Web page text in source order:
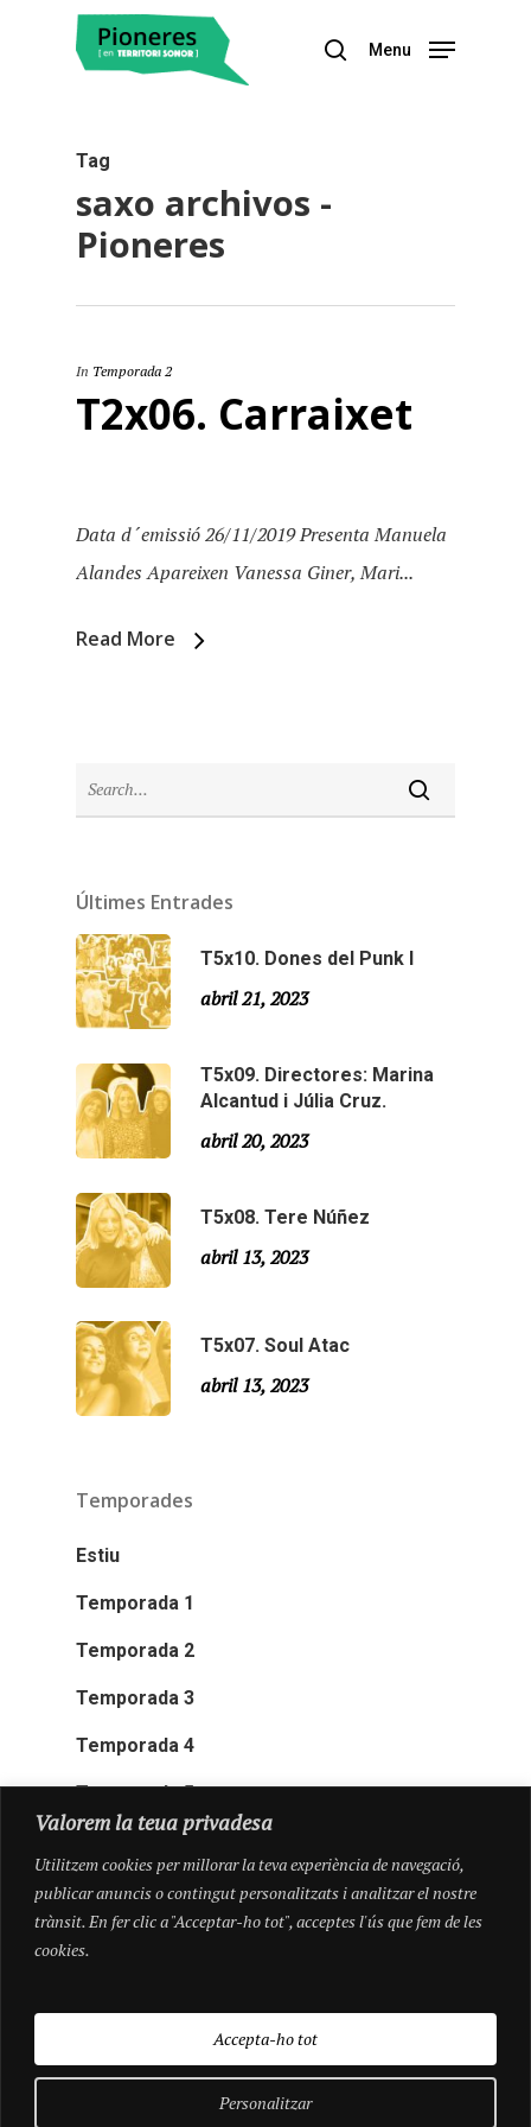
Valorem la teua privadesa
Utilitzem cookies per millorar la teva experiència de navegació,
publicar anuncis o contingut personalitzats i analitzar el nostre
trànsit. En fer clic a "Acceptar-ho tot", acceptes l'ús que fem de les
cookies.
Personalitzar
Accepta-ho tot
Menu
Tag
saxo archivos -
Pioneres
In Temporada 2
T2x06. Carraixet
Data d´emissió 26/11/2019 Presenta Manuela
Alandes Apareixen Vanessa Giner, Mari...
Read More
Últimes Entrades
T5x10. Dones del Punk I
abril 21, 2023
T5x09. Directores: Marina
Alcantud i Júlia Cruz.
abril 20, 2023
T5x08. Tere Núñez
abril 13, 2023
T5x07. Soul Atac
abril 13, 2023
Temporades
Estiu
Temporada 1
Temporada 2
Temporada 3
Temporada 4
Temporada 5
© 2026 Pioneres.
Temporades
Especial Estiu
Monty Peiró